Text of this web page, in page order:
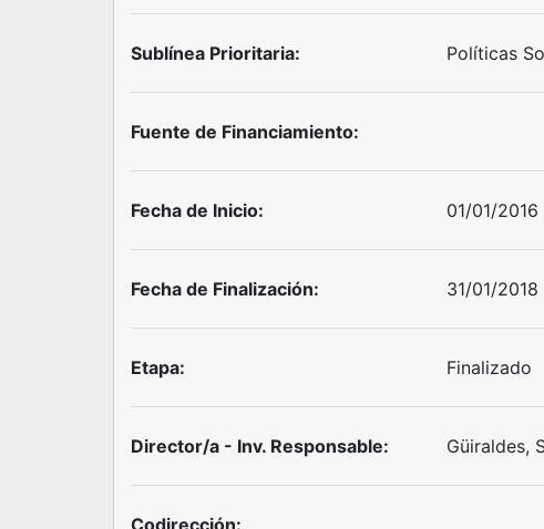
Sublínea Prioritaria: Políticas
Fuente de Financiamiento:
Fecha de Inicio: 01/01/2016
Fecha de Finalización: 31/01/2018
Etapa: Finalizado
Director/a - Inv. Responsable: Güiraldes,
Codirección: